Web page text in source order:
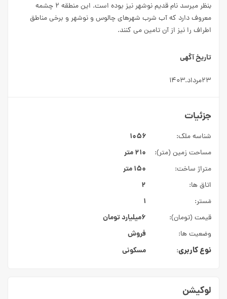
بنظر میرسد نام قدیم نوشهر نیز بوده است. این منطقه ۲ چشمه
معروف دارد که آب شرب شهرهای چالوس و نوشهر و برخی مناطق
اطراف را نیز از آن تامین می کنند.
تاریخ آگهی
۲۳مرداد.۱۴۰۳
جزئیات
شناسه ملک: ۱۰۵۶
مساحت زمین (متر): ۲۱۰ متر
متراژ ساخت: ۱۵۰ متر
اتاق ها: ۲
مَستر: ۱
قیمت (تومان): ۶میلیارد تومان
وضعیت ها: فروش
نوع کاربری: مسکونی
لوکیشن